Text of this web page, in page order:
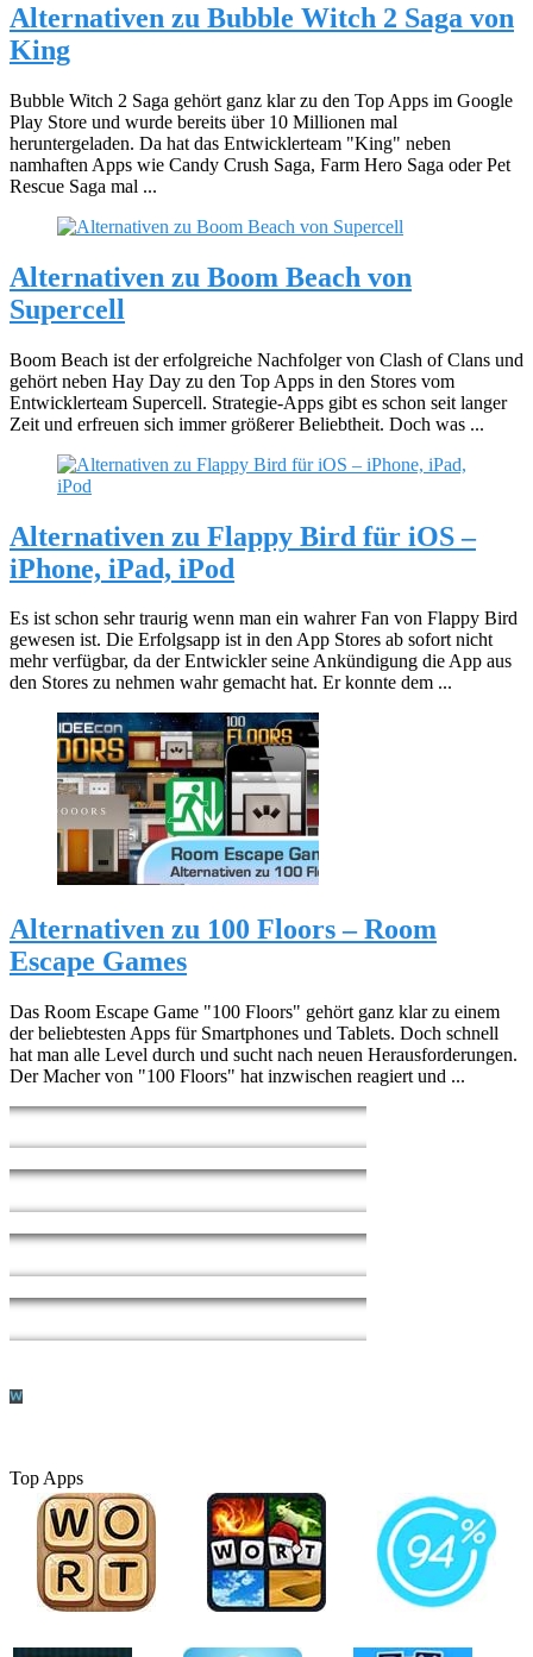
Alternativen zu Bubble Witch 2 Saga von
King
Bubble Witch 2 Saga gehört ganz klar zu den Top Apps im Google
Play Store und wurde bereits über 10 Millionen mal
heruntergeladen. Da hat das Entwicklerteam "King" neben
namhaften Apps wie Candy Crush Saga, Farm Hero Saga oder Pet
Rescue Saga mal ...
Alternativen zu Boom Beach von
Supercell
Boom Beach ist der erfolgreiche Nachfolger von Clash of Clans und
gehört neben Hay Day zu den Top Apps in den Stores vom
Entwicklerteam Supercell. Strategie-Apps gibt es schon seit langer
Zeit und erfreuen sich immer größerer Beliebtheit. Doch was ...
Alternativen zu Flappy Bird für iOS –
iPhone, iPad, iPod
Es ist schon sehr traurig wenn man ein wahrer Fan von Flappy Bird
gewesen ist. Die Erfolgsapp ist in den App Stores ab sofort nicht
mehr verfügbar, da der Entwickler seine Ankündigung die App aus
den Stores zu nehmen wahr gemacht hat. Er konnte dem ...
Alternativen zu 100 Floors – Room
Escape Games
Das Room Escape Game "100 Floors" gehört ganz klar zu einem
der beliebtesten Apps für Smartphones und Tablets. Doch schnell
hat man alle Level durch und sucht nach neuen Herausforderungen.
Der Macher von "100 Floors" hat inzwischen reagiert und ...
Top Apps